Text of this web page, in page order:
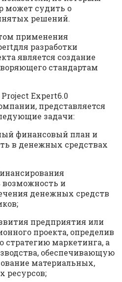
может судить о
решений.
применения
разработки
является создание
стандартам
Expert6.0
представляется
задачи:
финансовый план и
в денежных средствах
возможность и
денежных средств
предприятия или
проекта, определив
стратегию маркетинга, а
обеспечи­вающую
материальных,
ресурсов;